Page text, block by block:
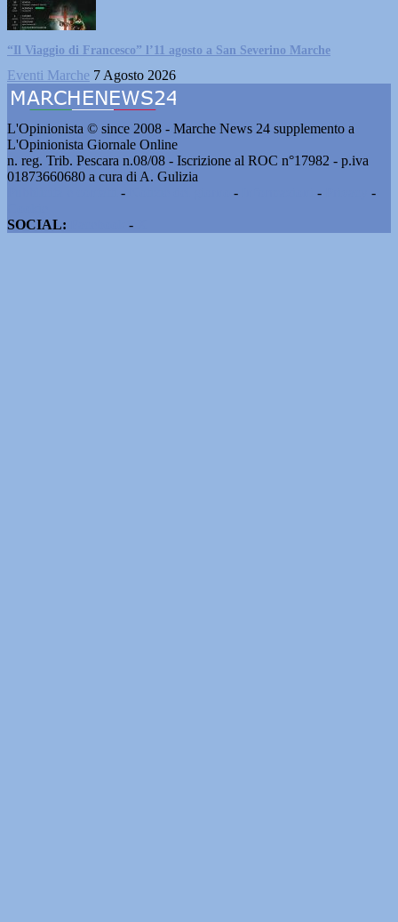
“Il Viaggio di Francesco” l’11 agosto a San Severino Marche
Eventi Marche 7 Agosto 2026
L'Opinionista © since 2008 - Marche News 24 supplemento a
L'Opinionista Giornale Online
n. reg. Trib. Pescara n.08/08 - Iscrizione al ROC n°17982 - p.iva
01873660680 a cura di A. Gulizia
- - -
-
SOCIAL:
-